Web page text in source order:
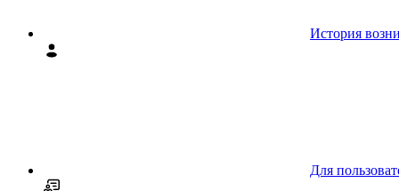
История
Для